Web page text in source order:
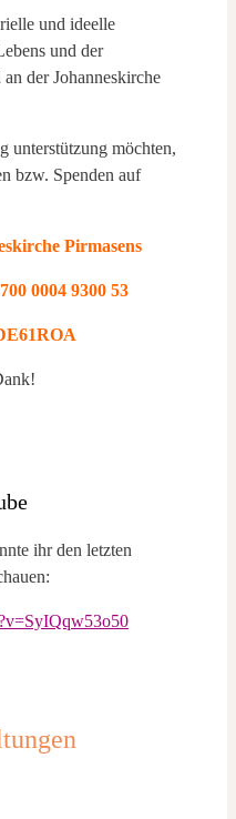
und ideelle
und der
der Johanneskirche
unterstützung möchten,
bzw. Spenden auf
Pirmasens
0004 9300 53
ihr den letzten